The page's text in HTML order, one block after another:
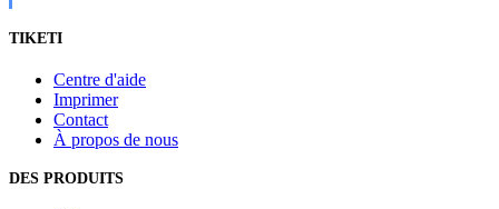
TIKETI
Centre d'aide
Imprimer
Contact
À propos de nous
DES PRODUITS